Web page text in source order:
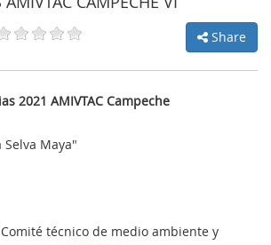
Share
2021 AMIVTAC Campeche
Maya"
técnico de medio ambiente y